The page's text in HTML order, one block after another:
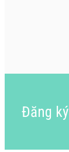
Đăng